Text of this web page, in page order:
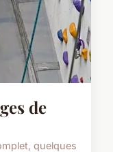
de
quelques